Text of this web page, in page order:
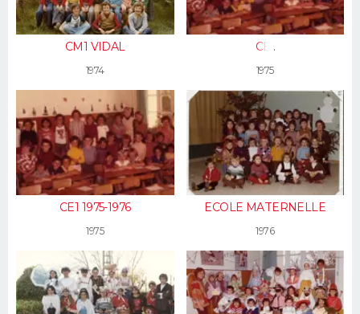
CM1 VIDAL
1974
CE1
1975
CE1 1975-1976
1975
ECOLE MATERNELLE
1976